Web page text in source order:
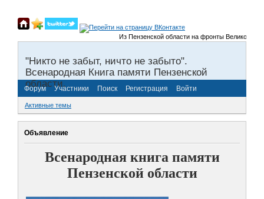
Из Пензенской области на фронты Великой
"Никто не забыт, ничто не забыто".
Всенародная Книга памяти Пензенской
области.
Форум Участники Поиск Регистрация Войти
Активные темы
Объявление
Всенародная книга памяти
Пензенской области